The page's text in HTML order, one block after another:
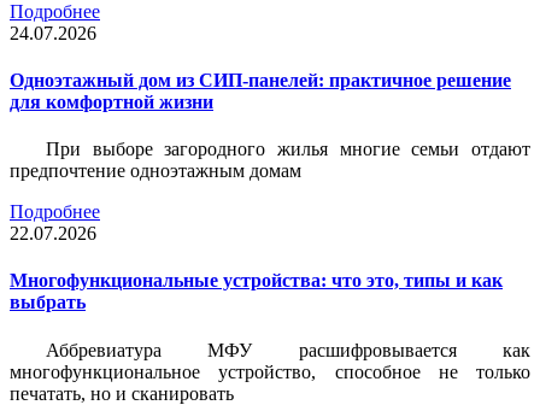
Подробнее
24.07.2026
Одноэтажный дом из СИП-панелей: практичное решение
для комфортной жизни
При выборе загородного жилья многие семьи отдают
предпочтение одноэтажным домам
Подробнее
22.07.2026
Многофункциональные устройства: что это, типы и как
выбрать
Аббревиатура МФУ расшифровывается как
многофункциональное устройство, способное не только
печатать, но и сканировать